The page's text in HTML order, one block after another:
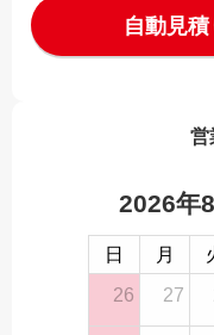
自動見
営
2026年
日 月
26
27